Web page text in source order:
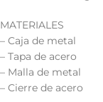
MATERIALES
– Caja de metal
– Tapa de acero
– Malla de metal
– Cierre de acero